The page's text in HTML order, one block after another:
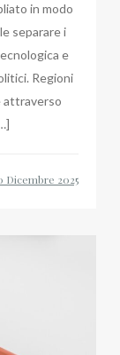
in modo
separare i
e
Regioni
attraverso